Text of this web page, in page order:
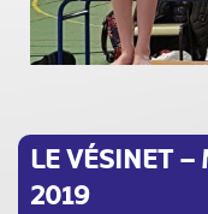
LE VÉSINET –
2019